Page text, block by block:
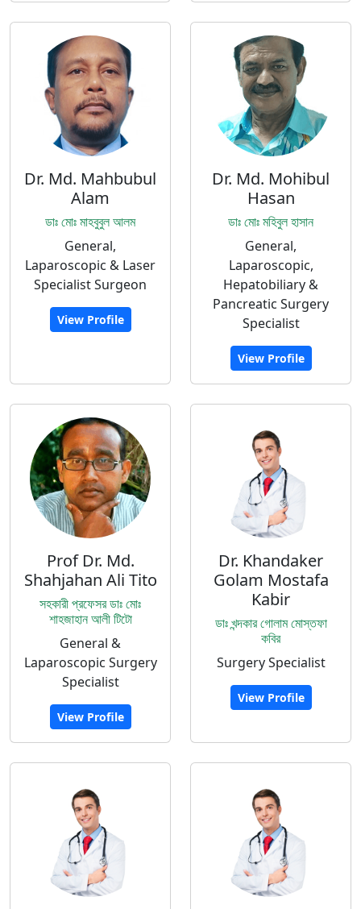
Dr. Md. Mahbubul
Alam
ডাঃ মোঃ মাহবুবুল আলম
General,
Laparoscopic & Laser
Specialist Surgeon
View Profile
Dr. Md. Mohibul
Hasan
ডাঃ মোঃ মহিবুল হাসান
General,
Laparoscopic,
Hepatobiliary &
Pancreatic Surgery
Specialist
View Profile
Prof Dr. Md.
Shahjahan Ali Tito
সহকারী প্রফেসর ডাঃ মোঃ
শাহজাহান আলী টিটো
General &
Laparoscopic Surgery
Specialist
View Profile
Dr. Khandaker
Golam Mostafa
Kabir
ডাঃ খন্দকার গোলাম মোস্তফা
কবির
Surgery Specialist
View Profile